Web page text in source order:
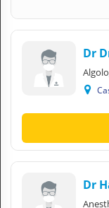
Dr
Dr